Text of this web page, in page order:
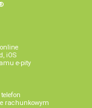
iOS
e-pity
rachunkowym